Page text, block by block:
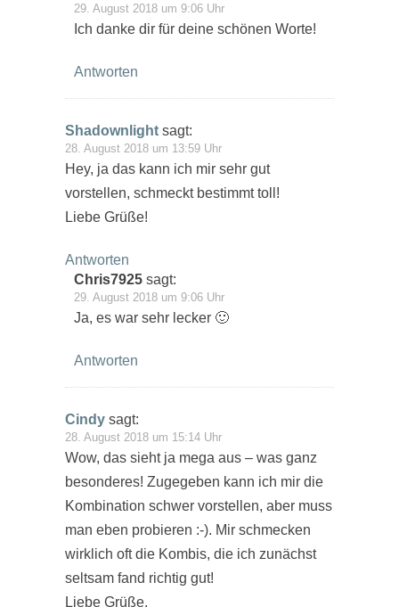
29. August 2018 um 9:06 Uhr
Ich danke dir für deine schönen Worte!
Antworten
Shadownlight sagt:
28. August 2018 um 13:59 Uhr
Hey, ja das kann ich mir sehr gut
vorstellen, schmeckt bestimmt toll!
Liebe Grüße!
Antworten
Chris7925 sagt:
29. August 2018 um 9:06 Uhr
Ja, es war sehr lecker 🙂
Antworten
Cindy sagt:
28. August 2018 um 15:14 Uhr
Wow, das sieht ja mega aus – was ganz
besonderes! Zugegeben kann ich mir die
Kombination schwer vorstellen, aber muss
man eben probieren :-). Mir schmecken
wirklich oft die Kombis, die ich zunächst
seltsam fand richtig gut!
Liebe Grüße,